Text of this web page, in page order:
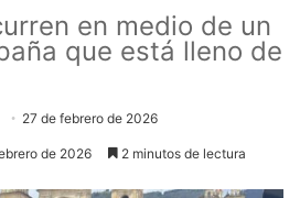
en medio de un
que está lleno de
27 de febrero de 2026
de 2026 2 minutos de lectura